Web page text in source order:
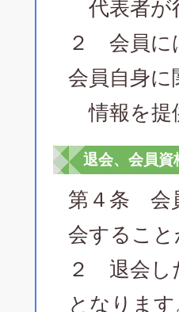
代表者が
２ 会員に
会員自身
情報を提
退会、会員資
第４条 会
会するこ
２ 退会し
となりま